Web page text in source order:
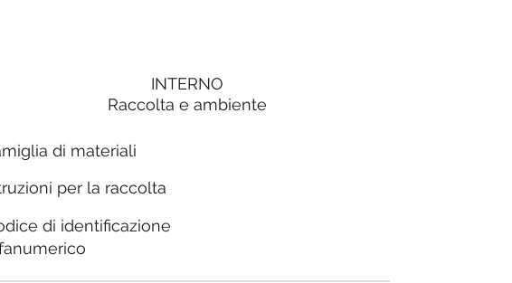
INTERNO
Raccolta e ambiente
di materiali
per la raccolta
di identificazione